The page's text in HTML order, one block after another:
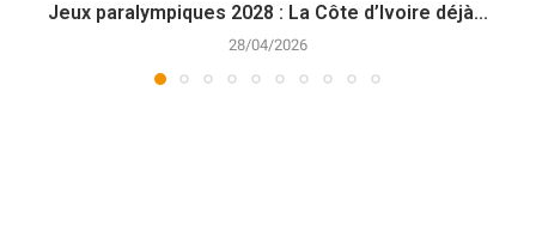
Jeux paralympiques 2028 : La Côte d’Ivoire déjà...
28/04/2026